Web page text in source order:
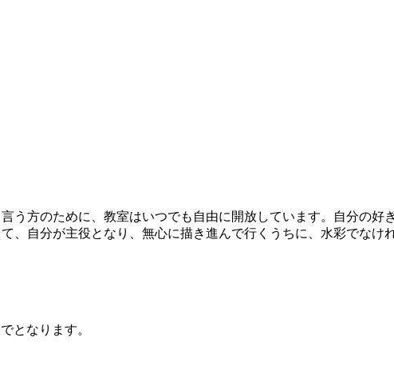
う方のために、教室はいつでも自由に開放しています。自分の
、自分が主役となり、無心に描き進んで行くうちに、水彩でなけ
となります。